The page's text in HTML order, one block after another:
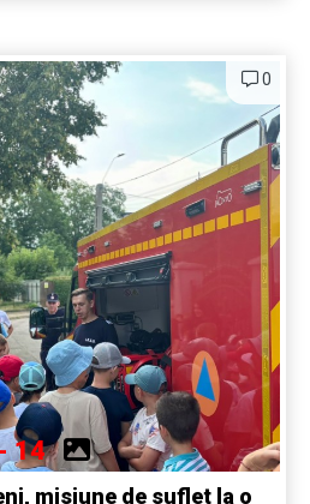
0
- 14
misiune de suflet la o